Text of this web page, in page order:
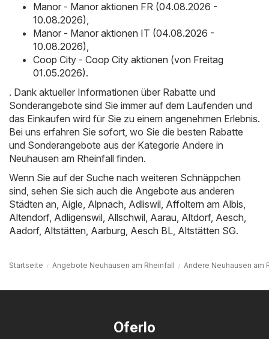
Manor - Manor aktionen FR (04.08.2026 -
10.08.2026),
Manor - Manor aktionen IT (04.08.2026 -
10.08.2026),
Coop City - Coop City aktionen (von Freitag
01.05.2026).
. Dank aktueller Informationen über Rabatte und
Sonderangebote sind Sie immer auf dem Laufenden und
das Einkaufen wird für Sie zu einem angenehmen Erlebnis.
Bei uns erfahren Sie sofort, wo Sie die besten Rabatte
und Sonderangebote aus der Kategorie Andere in
Neuhausen am Rheinfall finden.
Wenn Sie auf der Suche nach weiteren Schnäppchen
sind, sehen Sie sich auch die Angebote aus anderen
Städten an, Aigle, Alpnach, Adliswil, Affoltern am Albis,
Altendorf, Adligenswil, Allschwil, Aarau, Altdorf, Aesch,
Aadorf, Altstätten, Aarburg, Aesch BL, Altstätten SG.
Startseite Angebote Neuhausen am Rheinfall Andere Neuhausen am
Oferlo